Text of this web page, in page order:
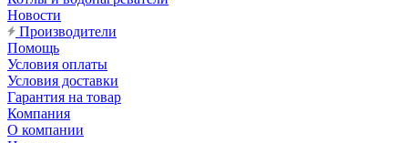
Новости
Производители
Помощь
Условия оплаты
Условия доставки
Гарантия на товар
Компания
О компании